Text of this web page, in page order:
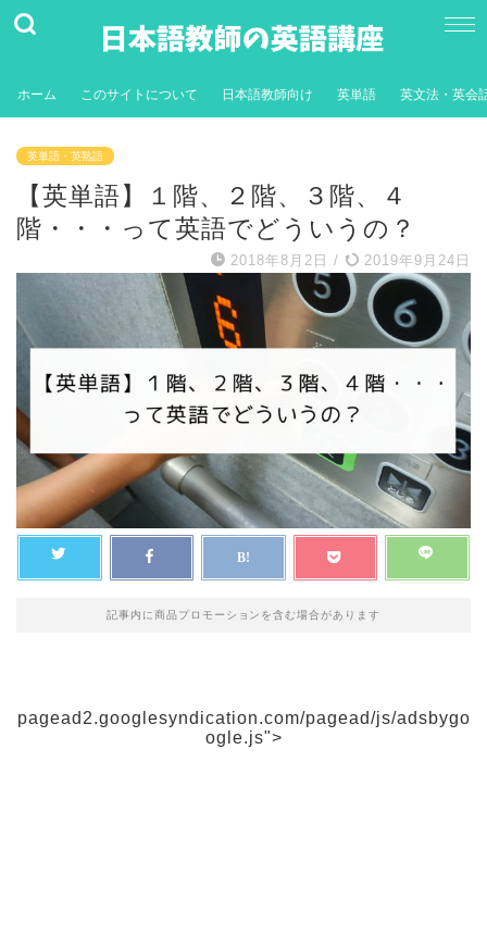
ホーム このサイトについて 日本語教師向け 英単語 英文法・英会
英単語・英熟語
【英単語】１階、２階、３階、４
階・・・って英語でどういうの？
2018年8月2日 / 2019年9月24日
記事内に商品プロモーションを含む場合があります
pagead2.googlesyndication.com/pagead/js/adsbygo
ogle.js">